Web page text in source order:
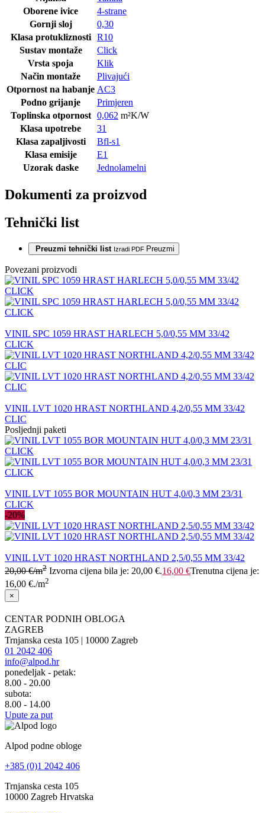
Oborene ivice
4-strane
Gornji sloj
0,30
Klasa protukliznosti
R10
Sustav montaže
Click
Vrsta spoja
Klik
Način montaže
Plivajući
Otpornost na habanje AC3
Podno grijanje
Primjeren
Toplinska otpornost
0,062 m²K/W
Klasa upotrebe
31
Klasa zapaljivosti
Bfl-s1
Klasa emisije
E1
Uzorak daske
Jednolamelni
Dokumenti za proizvod
Tehnički list
Preuzmi tehnički list Izradi PDF Preuzmi
Povezani proizvodi
VINIL SPC 1059 HRAST HARLECH 5,0/0,55 MM 33/42
CLICK
VINIL LVT 1020 HRAST NORTHLAND 4,2/0,55 MM 33/42
CLIC
Posljednji paketi
VINIL LVT 1055 BOR MOUNTAIN HUT 4,0/0,3 MM 23/31
CLICK
-20%
VINIL LVT 1020 HRAST NORTHLAND 2,5/0,55 MM 33/42
20,00€/m2 Izvorna cijena bila je: 20,00 €.16,00 €Trenutna cijena je:
16,00 €./m2
×
CENTAR PODNIH OBLOGA
ZAGREB
Trnjanska cesta 105 | 10000 Zagreb
01 2042 406
info@alpod.hr
ponedeljak - petak:
8.00 - 20.00
subota:
8.00 - 14.00
Upute za put
Alpod podne obloge
+385 (0)1 2042 406
Trnjanska cesta 105
10000 Zagreb Hrvatska